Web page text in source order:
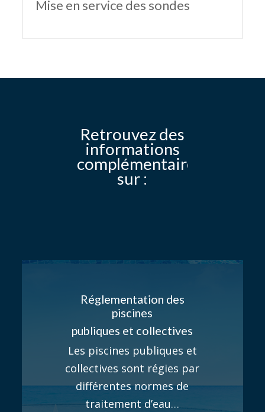
Mise en service des sondes
Retrouvez des
informations
complémentaires
sur :
Réglementation des
piscines
publiques et collectives
Les piscines publiques et
collectives sont régies par
différentes normes de
traitement d’eau…